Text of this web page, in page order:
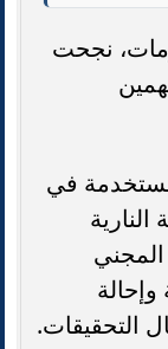
نجحت
في
التحقيقات.